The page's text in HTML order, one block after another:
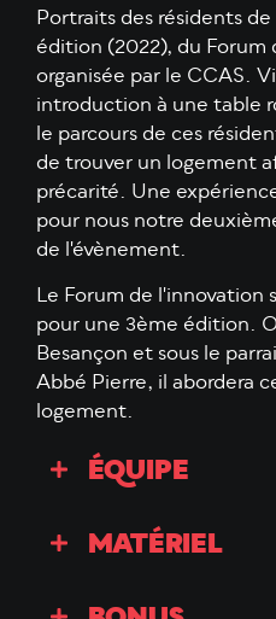
Portraits des résidents
édition (2022), du Forum
organisée par le CCAS.
introduction à une table
le parcours de ces
de trouver un logement
précarité. Une
pour nous notre
de l'évènement.
Le Forum de l'innovation
pour une 3ème édition.
Besançon et sous le
Abbé Pierre, il abordera
logement.
ÉQUIPE
MATÉRIEL